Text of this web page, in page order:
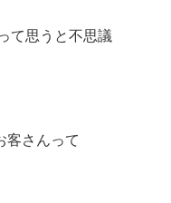
て思うと不思議
客さんって